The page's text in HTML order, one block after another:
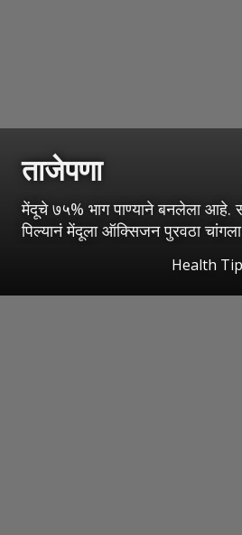
ताजेपणा
मेंदूचे ७५% भाग पाण्याने बनलेला आहे.
पिल्यानं मेंदूला ऑक्सिजन पुरवठा
Health